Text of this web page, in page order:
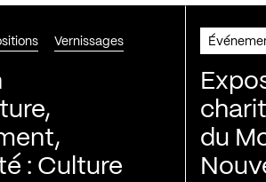
Vernissages
: Culture
du